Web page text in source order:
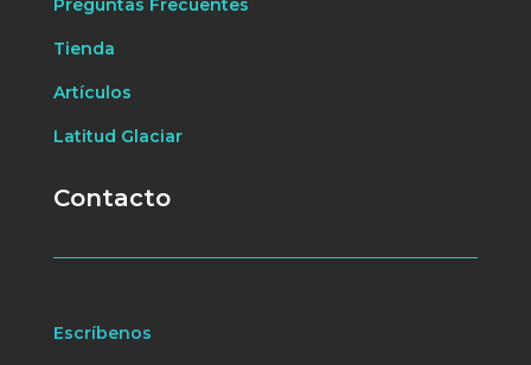
Preguntas Frecuentes
Tienda
Artículos
Latitud Glaciar
Contacto
Escríbenos